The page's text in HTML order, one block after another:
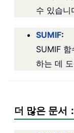
수 있습니
SUMIF:
SUMIF
하는 데 도
더 많은 문서：